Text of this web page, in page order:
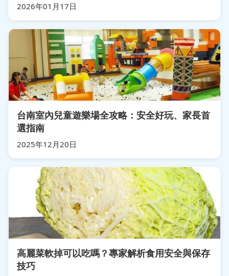
2026年01月17日
台南室內兒童遊樂場全攻略：安全好玩、家長首
選指南
2025年12月20日
高麗菜軟掉可以吃嗎？專家解析食用安全與保存
技巧